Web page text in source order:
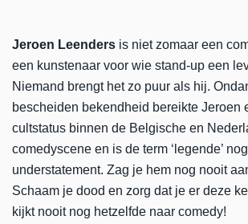
Jeroen Leenders is niet zomaar een
een kunstenaar voor wie stand-up een
Niemand brengt het zo puur als hij.
bescheiden bekendheid bereikte Jeroen
cultstatus binnen de Belgische en
comedyscene en is de term ‘legende’
understatement. Zag je hem nog nooit
Schaam je dood en zorg dat je er deze
kijkt nooit nog hetzelfde naar comedy!